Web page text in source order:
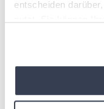
entscheiden
Trigger Symbol
Wenn Sie es